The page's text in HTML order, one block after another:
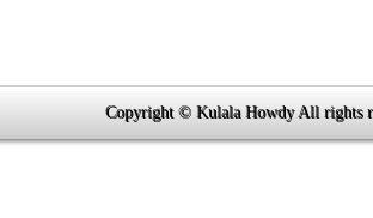
Copyright © Kulala Howdy All rights